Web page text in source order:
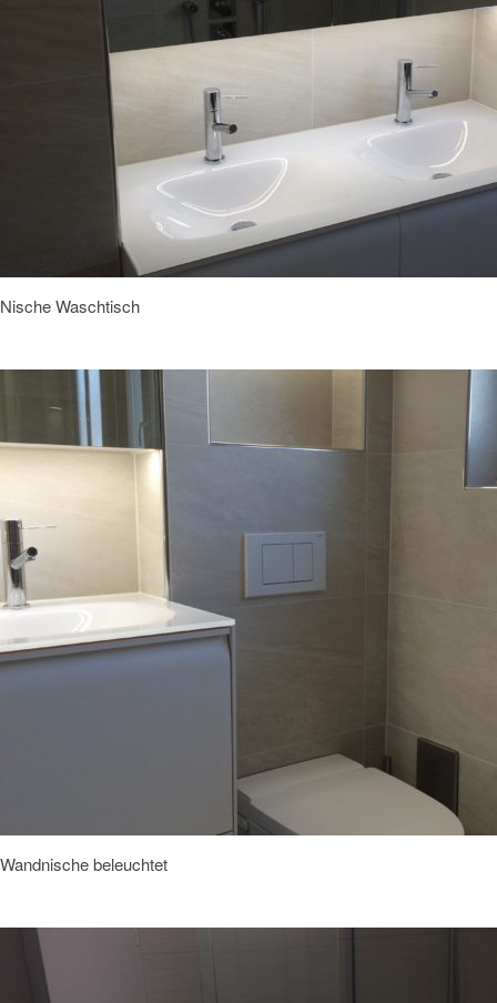
Nische Waschtisch
Wandnische beleuchtet